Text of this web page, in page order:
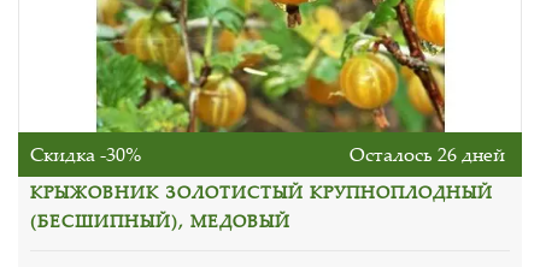
Скидка -30% Осталось 26 дней
КРЫЖОВНИК ЗОЛОТИСТЫЙ КРУПНОПЛОДНЫЙ
(БЕСШИПНЫЙ), МЕДОВЫЙ